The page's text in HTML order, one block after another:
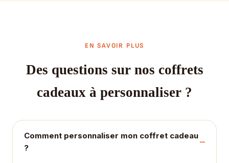
EN SAVOIR PLUS
Des questions sur nos coffrets
cadeaux à personnaliser ?
Comment personnaliser mon coffret cadeau
?